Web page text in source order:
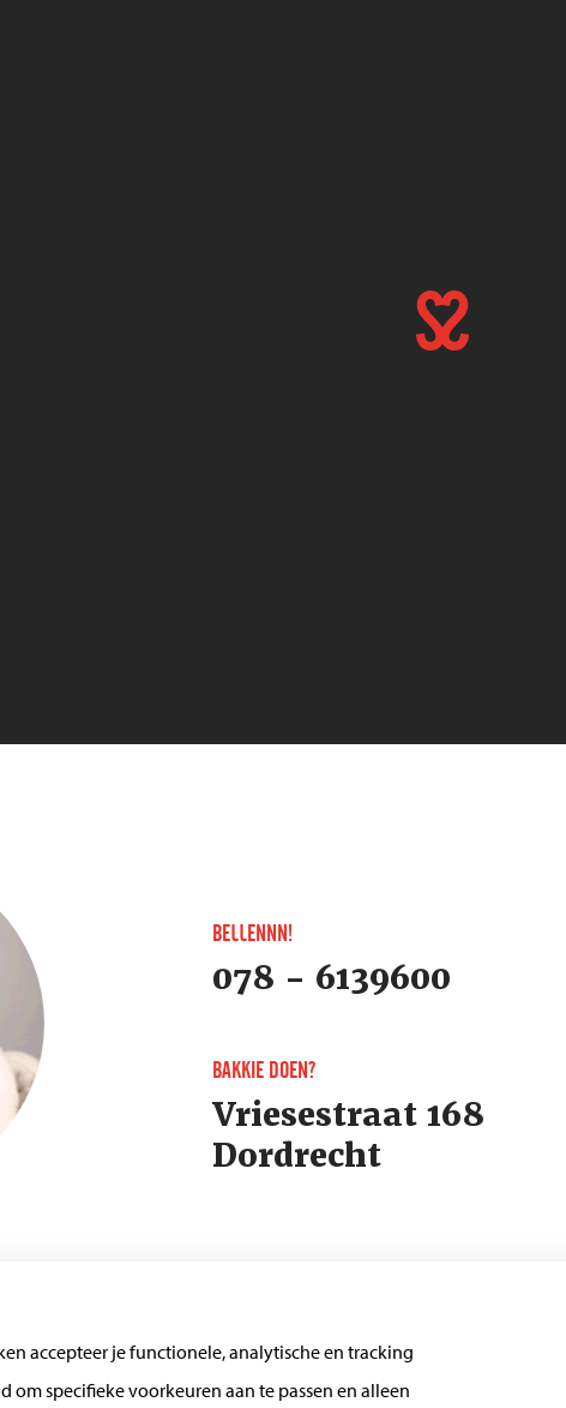
BELLENNN!
078 - 6139600
BAKKIE DOEN?
Vriesestraat 168
Dordrecht
accepteer je functionele, analytische en tracking
om specifieke voorkeuren aan te passen en alleen